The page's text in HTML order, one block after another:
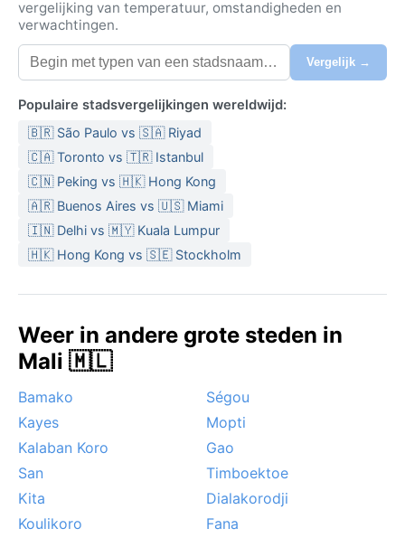
vergelijking van temperatuur, omstandigheden en
verwachtingen.
Vergelijk →
Populaire stadsvergelijkingen wereldwijd:
🇧🇷 São Paulo vs 🇸🇦 Riyad
🇨🇦 Toronto vs 🇹🇷 Istanbul
🇨🇳 Peking vs 🇭🇰 Hong Kong
🇦🇷 Buenos Aires vs 🇺🇸 Miami
🇮🇳 Delhi vs 🇲🇾 Kuala Lumpur
🇭🇰 Hong Kong vs 🇸🇪 Stockholm
Weer in andere grote steden in
Mali 🇲🇱
Bamako
Ségou
Kayes
Mopti
Kalaban Koro
Gao
San
Timboektoe
Kita
Dialakorodji
Koulikoro
Fana